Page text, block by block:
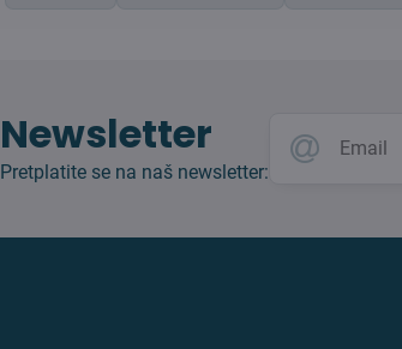
Newsletter
Pretplatite se na naš newsletter: